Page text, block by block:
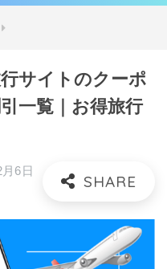
行サイトのクーポ
一覧｜お得旅行
6日